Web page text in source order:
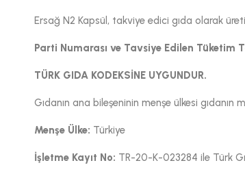
Ersağ N2 Kapsül, takviye edici gıda olarak
Parti Numarası ve Tavsiye Edilen
TÜRK GIDA KODEKSİNE UYGUNDUR.
Gıdanın ana bileşeninin menşe ülkesi gıdanın
Menşe Ülke: Türkiye
İşletme Kayıt No: TR-20-K-023284 ile Türk